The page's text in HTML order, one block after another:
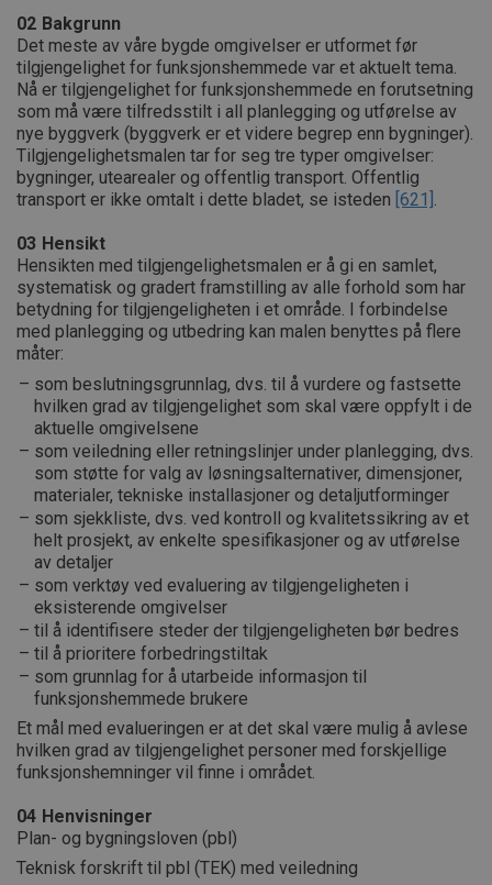
02 Bakgrunn
Det meste av våre bygde omgivelser er utformet før
tilgjengelighet for funksjonshemmede var et aktuelt tema.
Nå er tilgjengelighet for funksjonshemmede en forutsetning
som må være tilfredsstilt i all planlegging og utførelse av
nye byggverk (byggverk er et videre begrep enn bygninger).
Tilgjengelighetsmalen tar for seg tre typer omgivelser:
bygninger, utearealer og offentlig transport. Offentlig
transport er ikke omtalt i dette bladet, se isteden [621] .
03 Hensikt
Hensikten med tilgjengelighetsmalen er å gi en samlet,
systematisk og gradert framstilling av alle forhold som har
betydning for tilgjengeligheten i et område. I forbindelse
med planlegging og utbedring kan malen benyttes på flere
måter:
som beslutningsgrunnlag, dvs. til å vurdere og fastsette
hvilken grad av tilgjengelighet som skal være oppfylt i de
aktuelle omgivelsene
som veiledning eller retningslinjer under planlegging, dvs.
som støtte for valg av løsningsalternativer, dimensjoner,
materialer, tekniske installasjoner og detaljutforminger
som sjekkliste, dvs. ved kontroll og kvalitetssikring av et
helt prosjekt, av enkelte spesifikasjoner og av utførelse
av detaljer
som verktøy ved evaluering av tilgjengeligheten i
eksisterende omgivelser
til å identifisere steder der tilgjengeligheten bør bedres
til å prioritere forbedringstiltak
som grunnlag for å utarbeide informasjon til
funksjonshemmede brukere
Et mål med evalueringen er at det skal være mulig å avlese
hvilken grad av tilgjengelighet personer med forskjellige
funksjonshemninger vil finne i området.
04 Henvisninger
Plan- og bygningsloven (pbl)
Teknisk forskrift til pbl (TEK) med veiledning